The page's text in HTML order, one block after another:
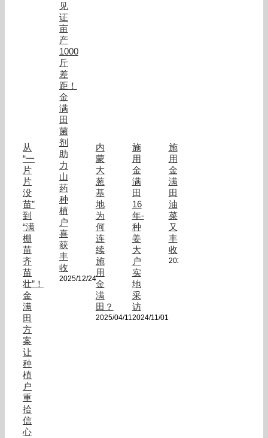
从
“一
片
片
没
苗”
到
“满
棚
苗
齐
苗
壮”！
金
满
田
方
案
让
种
植
户
重
拾
信
心
见
证
亩
产
1000
斤
差
距！
金
满
田
菌
剂
助
力
山
药
种
植
户
喜
获
丰
收
2025/12/24
内
蒙
大
葱
基
地
为
何
连
续
施
用
金
满
田？
2025/04/11
施
用
金
满
田
16
年-
种
姜
大
户
实
地
采
访
2024/11/01
施
用
金
满
田
油
菜
又
丰
收
2024/10/24